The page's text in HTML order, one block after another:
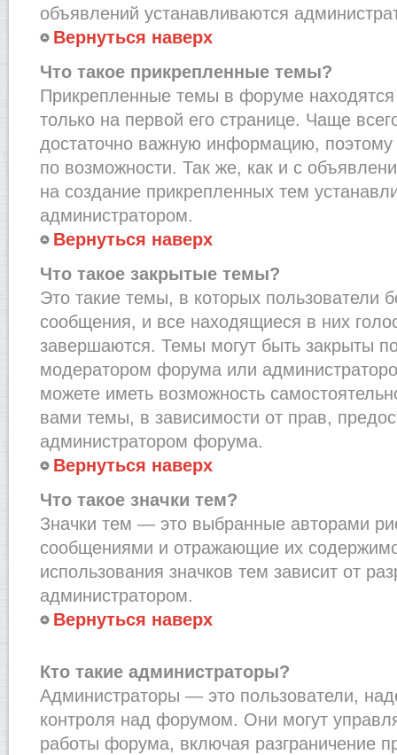
объявлений устанавливаются
Вернуться наверх
Что такое прикрепленные темы?
Прикрепленные темы в форуме
только на первой его странице. Чаще
достаточно важную информацию,
по возможности. Так же, как и с
на создание прикрепленных тем
администратором.
Вернуться наверх
Что такое закрытые темы?
Это такие темы, в которых пользователи
сообщения, и все находящиеся в них
завершаются. Темы могут быть закрыты
модератором форума или
можете иметь возможность
вами темы, в зависимости от прав,
администратором форума.
Вернуться наверх
Что такое значки тем?
Значки тем — это выбранные авторами
сообщениями и отражающие их
использования значков тем зависит от
администратором.
Вернуться наверх
Кто такие администраторы?
Администраторы — это пользователи,
контроля над форумом. Они могут
работы форума, включая разграничение